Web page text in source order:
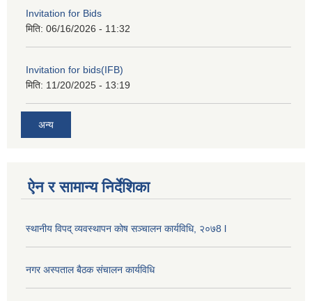
Invitation for Bids
मिति: 06/16/2026 - 11:32
Invitation for bids(IFB)
मिति: 11/20/2025 - 13:19
अन्य
ऐन र सामान्य निर्देशिका
स्थानीय विपद् व्यवस्थापन कोष सञ्चालन कार्यविधि, २०७8 l
नगर अस्पताल बैठक संचालन कार्यविधि